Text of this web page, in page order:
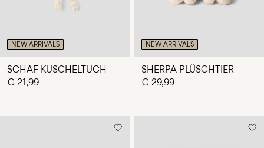
NEW ARRIVALS
SCHAF KUSCHELTUCH
€ 21,99
NEW ARRIVALS
SHERPA PLÜSCHTIER
€ 29,99